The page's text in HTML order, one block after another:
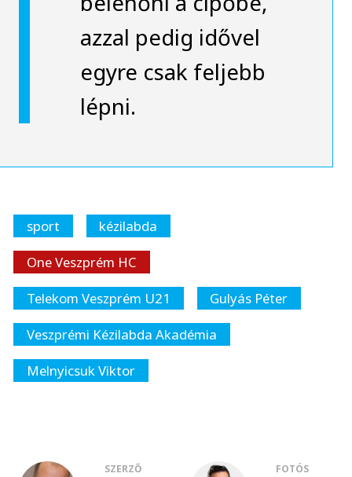
azzal pedig idővel
egyre csak feljebb
lépni.
sport
kézilabda
One Veszprém HC
Telekom Veszprém U21
Gulyás Péter
Veszprémi Kézilabda Akadémia
Melnyicsuk Viktor
SZERZŐ FOTÓS